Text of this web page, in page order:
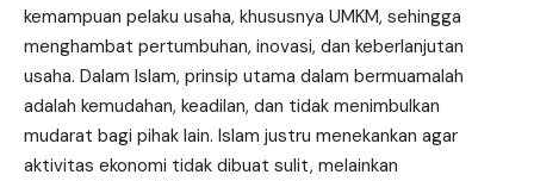
kemampuan pelaku usaha, khususnya UMKM, sehingga
menghambat pertumbuhan, inovasi, dan keberlanjutan
usaha. Dalam Islam, prinsip utama dalam bermuamalah
adalah kemudahan, keadilan, dan tidak menimbulkan
mudarat bagi pihak lain. Islam justru menekankan agar
aktivitas ekonomi tidak dibuat sulit, melainkan